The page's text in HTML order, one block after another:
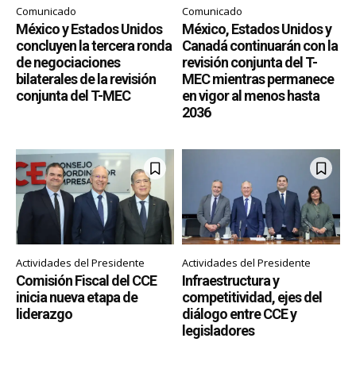
Comunicado
México y Estados Unidos
concluyen la tercera ronda
de negociaciones
bilaterales de la revisión
conjunta del T-MEC
Comunicado
México, Estados Unidos y
Canadá continuarán con la
revisión conjunta del T-
MEC mientras permanece
en vigor al menos hasta
2036
Actividades del Presidente
Comisión Fiscal del CCE
inicia nueva etapa de
liderazgo
Actividades del Presidente
Infraestructura y
competitividad, ejes del
diálogo entre CCE y
legisladores